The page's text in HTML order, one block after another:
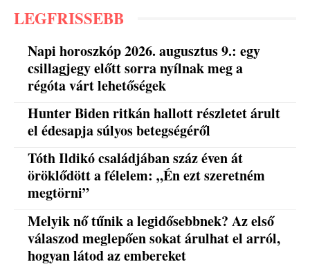
LEGFRISSEBB
Napi horoszkóp 2026. augusztus 9.: egy
csillagjegy előtt sorra nyílnak meg a
régóta várt lehetőségek
Hunter Biden ritkán hallott részletet árult
el édesapja súlyos betegségéről
Tóth Ildikó családjában száz éven át
öröklődött a félelem: „Én ezt szeretném
megtörni”
Melyik nő tűnik a legidősebbnek? Az első
válaszod meglepően sokat árulhat el arról,
hogyan látod az embereket